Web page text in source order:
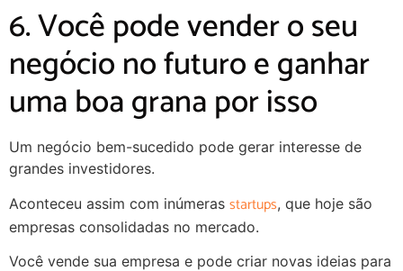
6. Você pode vender o seu
negócio no futuro e ganhar
uma boa grana por isso
Um negócio bem-sucedido pode gerar interesse de
grandes investidores.
Aconteceu assim com inúmeras startups, que hoje são
empresas consolidadas no mercado.
Você vende sua empresa e pode criar novas ideias para